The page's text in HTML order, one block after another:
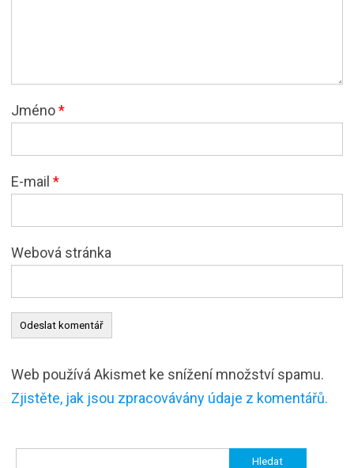
Jméno*
E-mail *
Webová stránka
Web používá Akismet ke snížení množství spamu.
Zjistěte, jak jsou zpracovávány údaje z komentářů.